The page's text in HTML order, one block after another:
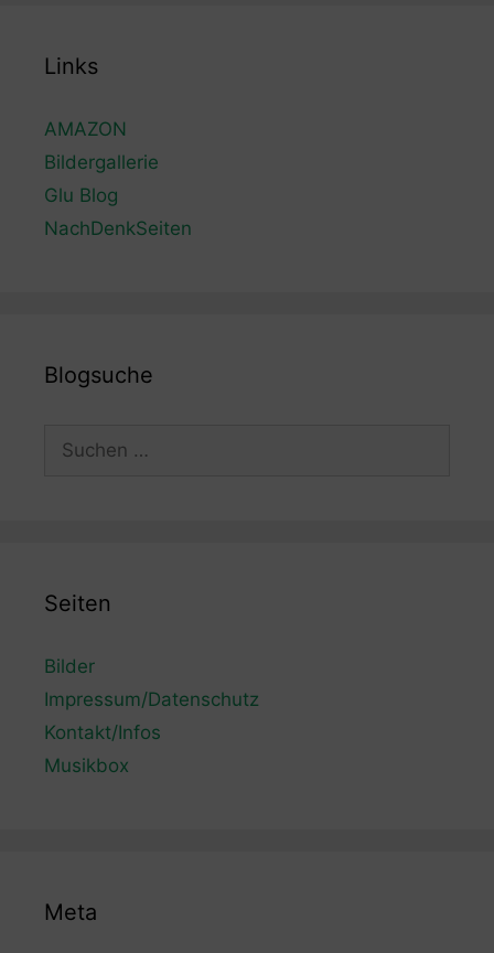
Links
AMAZON
Bildergallerie
Glu Blog
NachDenkSeiten
Blogsuche
Seiten
Bilder
Impressum/Datenschutz
Kontakt/Infos
Musikbox
Meta